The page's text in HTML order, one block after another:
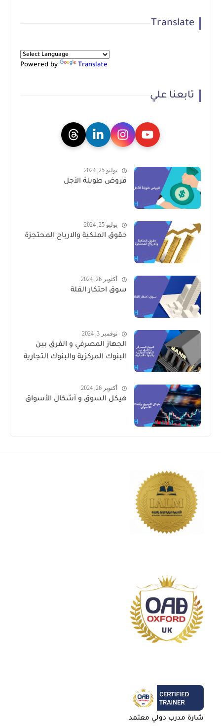
Translate
Powered by Translate
تابعنا علي
يوليو 25, 2024
قروض طويلة الأجل
يوليو 25, 2024
حقوق الملكية والارباح المحتجزة
أكتوبر 26, 2024
سوق احتكار القلة
نوفمبر 3, 2024
الجهاز المصرفي و الفرق بين
البنوك المركزية والبنوك التجارية
أكتوبر 26, 2024
هيكل السوق و أشكال الأسواق
شارة مدرب دولي معتمد